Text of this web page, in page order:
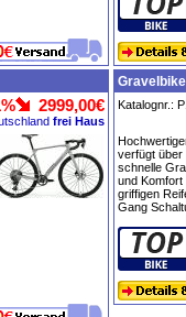
2999,00€
frei Haus
Katalognr.:
verfügt über
schnelle
und
griffigen
Gang